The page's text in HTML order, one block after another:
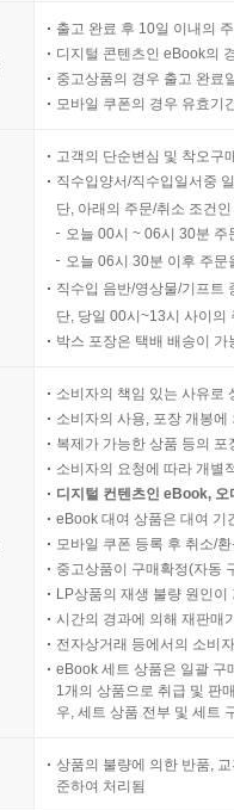
출고 완료 후 10일 이내의
디지털 콘텐츠인 eBook의
중고상품의 경우 출고 완료
모바일 쿠폰의 경우 유효기
고객의 단순변심 및 착오구
직수입양서/직수입일서중
단, 아래의 주문/취소 조건
오늘 00시 ~ 06시 30분
오늘 06시 30분 이후 주
직수입 음반/영상물/기프트
단, 당일 00시~13시 사이의
박스 포장은 택배 배송이
소비자의 책임 있는 사유로
소비자의 사용, 포장 개봉
복제가 가능한 상품 등의
소비자의 요청에 따라 개별
디지털 컨텐츠인 eBook,
eBook 대여 상품은 대여 기
모바일 쿠폰 등록 후 취소/
중고상품이 구매확정(자동
LP상품의 재생 불량 원인
시간의 경과에 의해 재판매
전자상거래 등에서의 소비
eBook 세트 상품은 일괄 구
1개의 상품으로 취급 및 판
우, 세트 상품 전부 및 세트
상품의 불량에 의한 반품,
준하여 처리됨